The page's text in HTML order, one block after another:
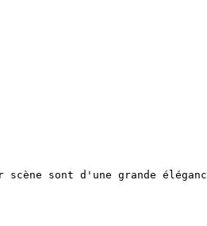
scène sont d'une grande